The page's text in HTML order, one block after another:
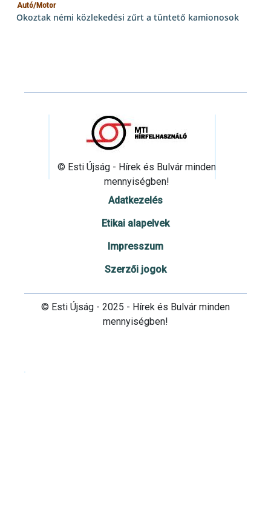
Autó/Motor
Okoztak némi közlekedési zűrt a tüntető kamionosok
© Esti Újság - Hírek és Bulvár minden
mennyiségben!
Adatkezelés
Etikai alapelvek
Impresszum
Szerzői jogok
© Esti Újság - 2025 - Hírek és Bulvár minden
mennyiségben!